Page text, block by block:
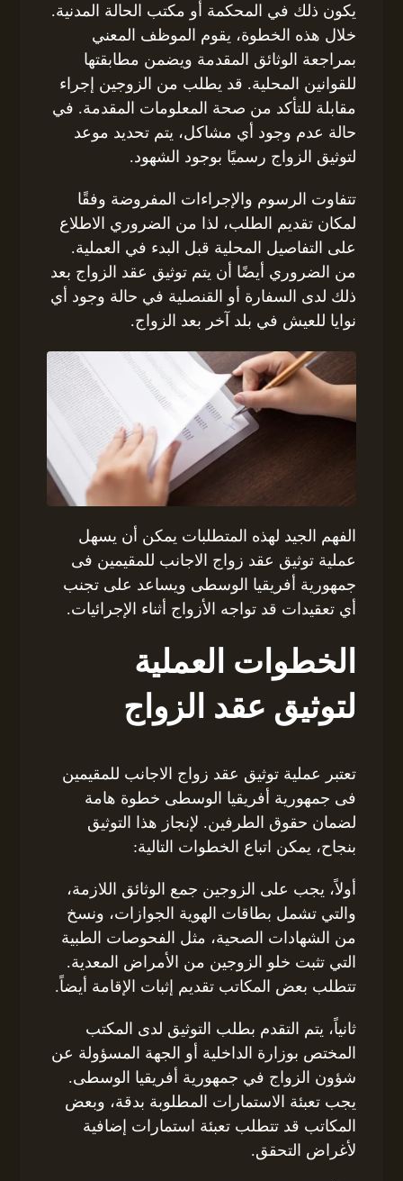
يكون ذلك في المحكمة أو مكتب الحالة المدنية.
خلال هذه الخطوة، يقوم الموظف المعني
بمراجعة الوثائق المقدمة ويضمن مطابقتها
للقوانين المحلية. قد يطلب من الزوجين إجراء
مقابلة للتأكد من صحة المعلومات المقدمة. في
حالة عدم وجود أي مشاكل، يتم تحديد موعد
لتوثيق الزواج رسميًا بوجود الشهود.
تتفاوت الرسوم والإجراءات المفروضة وفقًا
لمكان تقديم الطلب، لذا من الضروري الاطلاع
على التفاصيل المحلية قبل البدء في العملية.
من الضروري أيضًا أن يتم توثيق عقد الزواج بعد
ذلك لدى السفارة أو القنصلية في حالة وجود أي
نوايا للعيش في بلد آخر بعد الزواج.
الفهم الجيد لهذه المتطلبات يمكن أن يسهل
عملية توثيق عقد زواج الاجانب للمقيمين فى
جمهورية أفريقيا الوسطى ويساعد على تجنب
أي تعقيدات قد تواجه الأزواج أثناء الإجرائيات.
الخطوات العملية
لتوثيق عقد الزواج
تعتبر عملية توثيق عقد زواج الاجانب للمقيمين
فى جمهورية أفريقيا الوسطى خطوة هامة
لضمان حقوق الطرفين. لإنجاز هذا التوثيق
بنجاح، يمكن اتباع الخطوات التالية:
أولاً، يجب على الزوجين جمع الوثائق اللازمة،
والتي تشمل بطاقات الهوية الجوازات، ونسخ
من الشهادات الصحية، مثل الفحوصات الطبية
التي تثبت خلو الزوجين من الأمراض المعدية.
تتطلب بعض المكاتب تقديم إثبات الإقامة أيضاً.
ثانياً، يتم التقدم بطلب التوثيق لدى المكتب
المختص بوزارة الداخلية أو الجهة المسؤولة عن
شؤون الزواج في جمهورية أفريقيا الوسطى.
يجب تعبئة الاستمارات المطلوبة بدقة، وبعض
المكاتب قد تتطلب تعبئة استمارات إضافية
لأغراض التحقق.